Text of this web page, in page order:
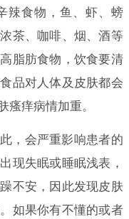
辣食物，鱼、虾、螃
茶、咖啡、烟、酒等
脂肪食物，饮食要清
品对人体及皮肤都会
瘙痒病情加重。
，会严重影响患者的
现失眠或睡眠浅表，
不安，因此发现皮肤
如果你有不懂的或者